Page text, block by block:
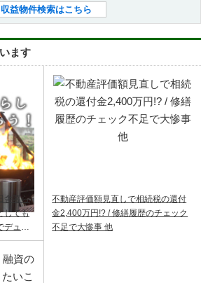
収益物件検索はこちら
ます
舎暮ら
しても
ュア
不動産評価額見直しで相続税の還付
金2,400万円!? / 修繕履歴のチェック
不足で大惨事 他